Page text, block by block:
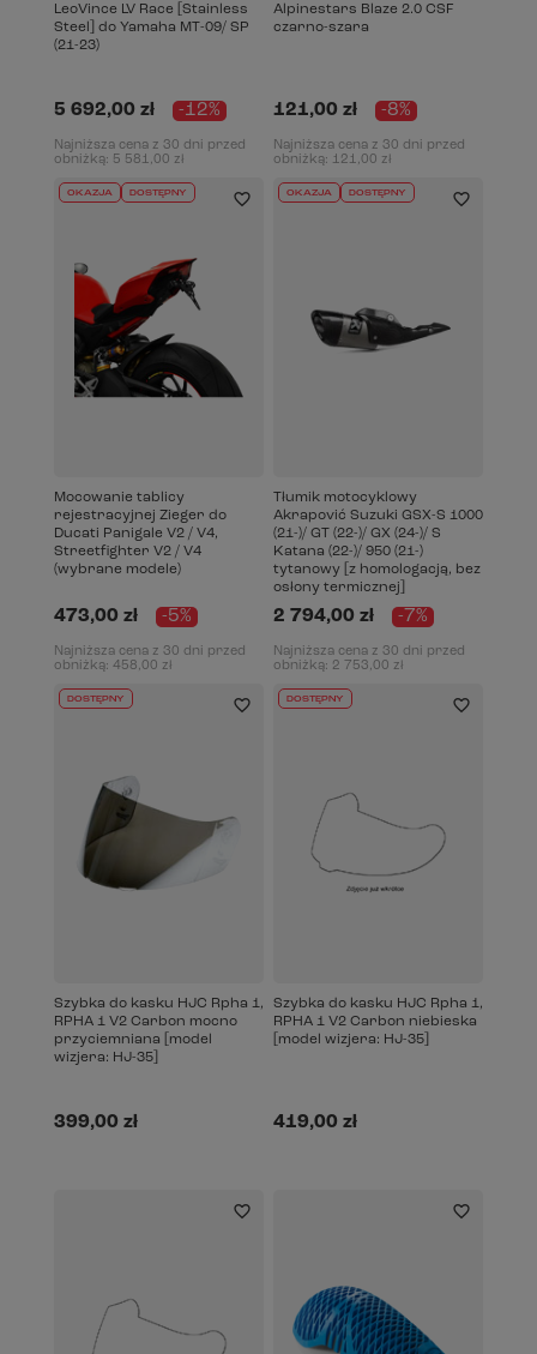
LeoVince LV Race [Stainless
Steel] do Yamaha MT-09/ SP
(21-23)
5 692,00 zł -12%
Najniższa cena z 30 dni przed
obniżką: 5 581,00 zł
Alpinestars Blaze 2.0 CSF
czarno-szara
121,00 zł -8%
Najniższa cena z 30 dni przed
obniżką: 121,00 zł
OKAZJA DOSTĘPNY
Mocowanie tablicy
rejestracyjnej Zieger do
Ducati Panigale V2 / V4,
Streetfighter V2 / V4
(wybrane modele)
473,00 zł -5%
Najniższa cena z 30 dni przed
obniżką: 458,00 zł
OKAZJA DOSTĘPNY
Tłumik motocyklowy
Akrapović Suzuki GSX-S 1000
(21-)/ GT (22-)/ GX (24-)/ S
Katana (22-)/ 950 (21-)
tytanowy [z homologacją, bez
osłony termicznej]
2 794,00 zł -7%
Najniższa cena z 30 dni przed
obniżką: 2 753,00 zł
DOSTĘPNY
Szybka do kasku HJC Rpha 1,
RPHA 1 V2 Carbon mocno
przyciemniana [model
wizjera: HJ-35]
399,00 zł
DOSTĘPNY
Szybka do kasku HJC Rpha 1,
RPHA 1 V2 Carbon niebieska
[model wizjera: HJ-35]
419,00 zł